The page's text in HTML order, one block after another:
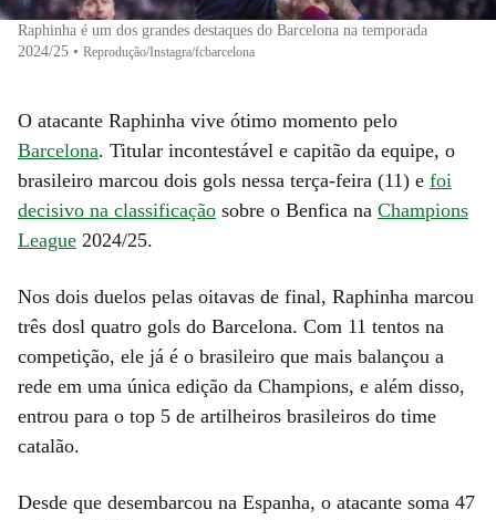
Raphinha é um dos grandes destaques do Barcelona na temporada
2024/25 • Reprodução/Instagra/fcbarcelona
O atacante Raphinha vive ótimo momento pelo
Barcelona. Titular incontestável e capitão da equipe, o
brasileiro marcou dois gols nessa terça-feira (11) e foi
decisivo na classificação sobre o Benfica na Champions
League 2024/25.
Nos dois duelos pelas oitavas de final, Raphinha marcou
três dosl quatro gols do Barcelona. Com 11 tentos na
competição, ele já é o brasileiro que mais balançou a
rede em uma única edição da Champions, e além disso,
entrou para o top 5 de artilheiros brasileiros do time
catalão.
Desde que desembarcou na Espanha, o atacante soma 47